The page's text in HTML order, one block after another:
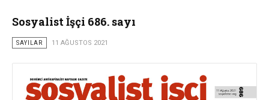
Sosyalist İşçi 686. sayı
SAYILAR 11 AĞUSTOS 2021